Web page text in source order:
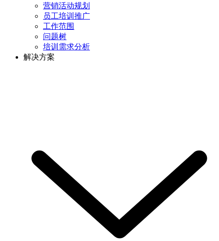
营销活动规划
员工培训推广
工作范围
问题树
培训需求分析
解决方案